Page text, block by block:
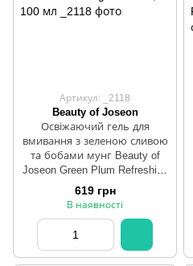
Артикул: _2118
Beauty of Joseon
Освіжаючий гель для
вмивання з зеленою сливою
та бобами мунг Beauty of
Joseon Green Plum Refreshing
Cleanser, 100 мл
619 грн
В наявності